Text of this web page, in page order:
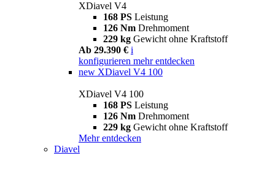
XDiavel V4
168 PS Leistung
126 Nm Drehmoment
229 kg Gewicht ohne Kraftstoff
Ab 29.390 € i
konfigurieren mehr entdecken
new XDiavel V4 100
XDiavel V4 100
168 PS Leistung
126 Nm Drehmoment
229 kg Gewicht ohne Kraftstoff
Mehr entdecken
Diavel